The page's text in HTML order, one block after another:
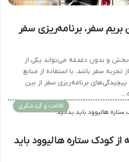
بریم سفر، برنامه‌ریزی سفر
و بدون دغدغه می‌تواند یکی از
سفر باشد. با استفاده از منابع
برنامه‌ریزی سفر از بین
اقامت و گردشگری
کودک ستاره هالیوود باید